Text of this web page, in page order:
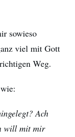
sowieso
viel mit Gott
Weg.
Ach
will mit mir